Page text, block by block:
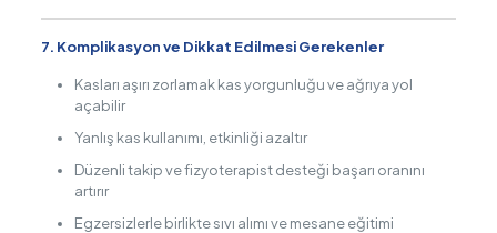
7. Komplikasyon ve Dikkat Edilmesi Gerekenler
Kasları aşırı zorlamak kas yorgunluğu ve ağrıya yol
açabilir
Yanlış kas kullanımı, etkinliği azaltır
Düzenli takip ve fizyoterapist desteği başarı oranını
artırır
Egzersizlerle birlikte sıvı alımı ve mesane eğitimi